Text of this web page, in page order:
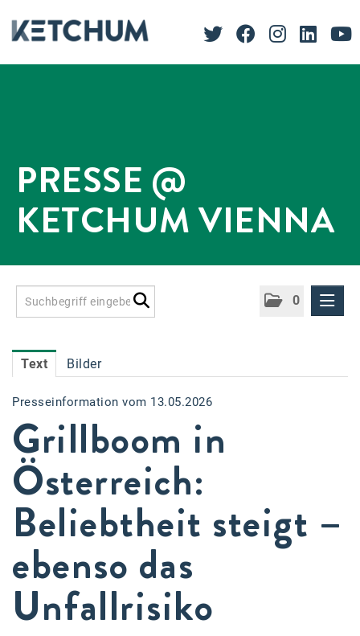
PRESSE @
KETCHUM VIENNA
0
Accessiway
Accor
ALC
Anadi Bank
Arthur D. Little
Bake the Shape
BBDO Wien
bellaflora
Text Bilder
Presseinformation vom 13.05.2026
Grillboom in
Österreich:
Beliebtheit steigt –
ebenso das
Unfallrisiko